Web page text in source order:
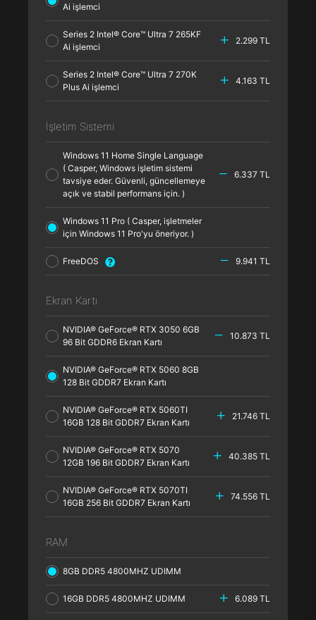
Ai işlemci
Series 2 Intel® Core™ Ultra 7 265KF
Ai işlemci
2.299 TL
Series 2 Intel® Core™ Ultra 7 270K
Plus Ai işlemci
4.163 TL
İşletim Sistemi
Windows 11 Home Single Language
( Casper, Windows işletim sistemi
tavsiye eder. Güvenli, güncellemeye
açık ve stabil performans için. )
6.337 TL
Windows 11 Pro ( Casper, işletmeler
için Windows 11 Pro'yu öneriyor. )
FreeDOS 9.941 TL
Ekran Kartı
NVIDIA® GeForce® RTX 3050 6GB
96 Bit GDDR6 Ekran Kartı
10.873 TL
NVIDIA® GeForce® RTX 5060 8GB
128 Bit GDDR7 Ekran Kartı
NVIDIA® GeForce® RTX 5060TI
16GB 128 Bit GDDR7 Ekran Kartı
21.746 TL
NVIDIA® GeForce® RTX 5070
12GB 196 Bit GDDR7 Ekran Kartı
40.385 TL
NVIDIA® GeForce® RTX 5070TI
16GB 256 Bit GDDR7 Ekran Kartı
74.556 TL
RAM
8GB DDR5 4800MHZ UDIMM
16GB DDR5 4800MHZ UDIMM 6.089 TL